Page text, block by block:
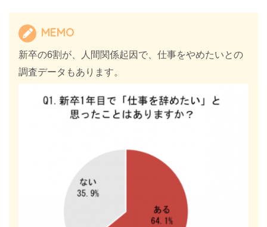
MEMO
新卒の6割が、人間関係起因で、仕事をやめたいとの
調査データもあります。